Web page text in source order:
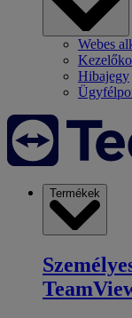
Webes
Hibajegy
Termékek